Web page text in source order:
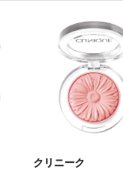
クリニーク